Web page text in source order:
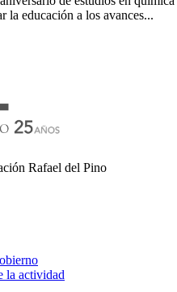
la educación a los avances...
Rafael del Pino
la actividad